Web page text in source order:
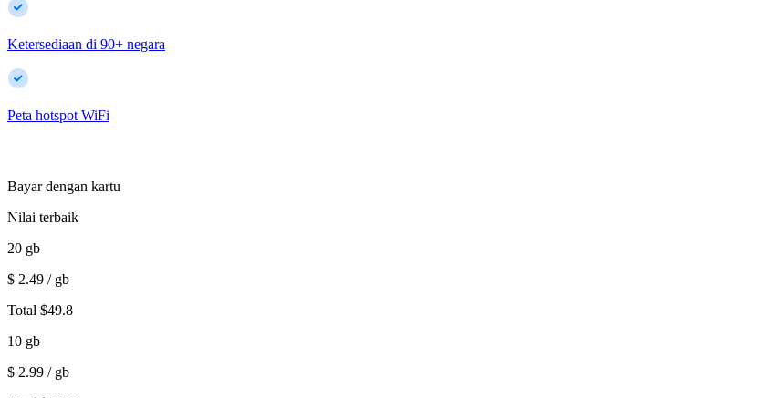
Ketersediaan di 90+ negara
Peta hotspot WiFi
Bayar dengan kartu
Nilai terbaik
20 gb
$ 2.49 / gb
Total $49.8
10 gb
$ 2.99 / gb